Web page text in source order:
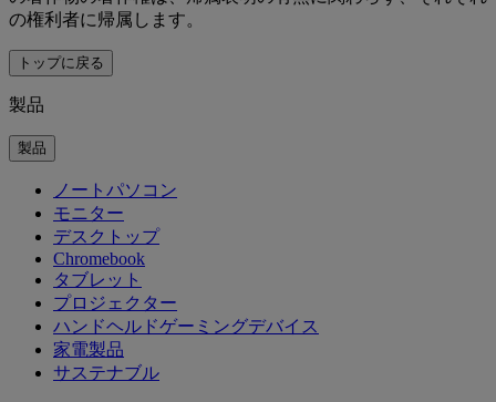
の権利者に帰属します。
トップに戻る
製品
製品
ノートパソコン
モニター
デスクトップ
Chromebook
タブレット
プロジェクター
ハンドヘルドゲーミングデバイス
家電製品
サステナブル